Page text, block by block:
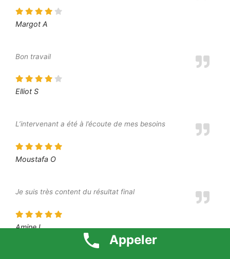
Margot A
Bon travail
Elliot S
L’intervenant a été à l’écoute de mes besoins
Moustafa O
Je suis très content du résultat final
Amine L
Appeler